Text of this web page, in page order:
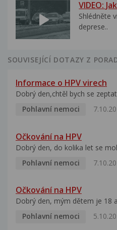
VIDEO:
Shlédněte
deprese..
SOUVISEJÍCÍ DOTAZY Z
Informace o HPV virech
Dobrý den,chtěl bych se
Pohlavní nemoci
Očkování na HPV
Dobrý den, do kolika let se
Pohlavní nemoci
Očkování na HPV
Dobrý den, mým dětem je 18
Pohlavní nemoci